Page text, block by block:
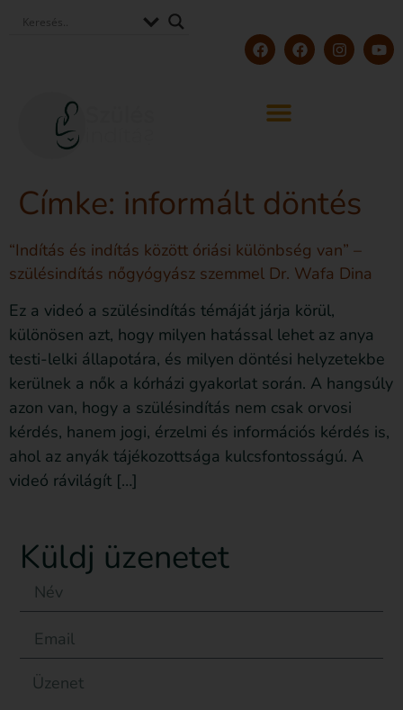
Címke: informált döntés
“Indítás és indítás között óriási különbség van” –
szülésindítás nőgyógyász szemmel Dr. Wafa Dina
Ez a videó a szülésindítás témáját járja körül,
különösen azt, hogy milyen hatással lehet az anya
testi-lelki állapotára, és milyen döntési helyzetekbe
kerülnek a nők a kórházi gyakorlat során. A hangsúly
azon van, hogy a szülésindítás nem csak orvosi
kérdés, hanem jogi, érzelmi és információs kérdés is,
ahol az anyák tájékozottsága kulcsfontosságú. A
videó rávilágít […]
Küldj üzenetet